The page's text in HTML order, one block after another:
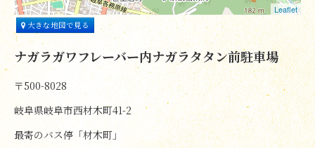
Leaflet
大きな地図で見る
ナガラガワフレーバー内ナガラタタン前駐車場
〒500-8028
岐阜県岐阜市西材木町41-2
最寄のバス停「材木町」